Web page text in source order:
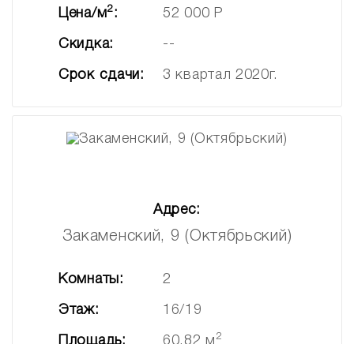
Цена/м2: 52 000 Р
Скидка: --
Срок сдачи: 3 квартал 2020г.
Адрес:
Закаменский, 9 (Октябрьский)
Комнаты: 2
Этаж: 16/19
Площадь: 60.82 м 2